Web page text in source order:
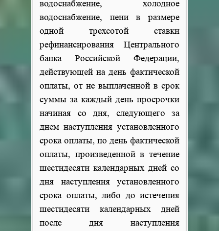
водоснабжение, холодное
водоснабжение, пени в размере
одной трехсотой ставки
рефинансирования Центрального
банка Российской Федерации,
действующей на день фактической
оплаты, от не выплаченной в срок
суммы за каждый день просрочки
начиная со дня, следующего за
днем наступления установленного
срока оплаты, по день фактической
оплаты, произведенной в течение
шестидесяти календарных дней со
дня наступления установленного
срока оплаты, либо до истечения
шестидесяти календарных дней
после дня наступления